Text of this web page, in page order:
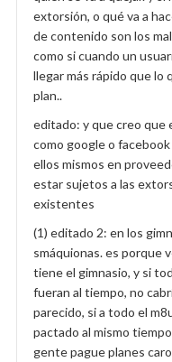
extorsión, o qué va a
de contenido son los
como si cuando un
llegar más rápido que lo
plan..
editado: y que creo que
como google o
ellos mismos en
estar sujetos a las
existentes
(1) editado 2: en los
smáquionas. es porque
tiene el gimnasio, y si
fueran al tiempo, no
parecido, si a todo el
pactado al mismo
gente pague planes